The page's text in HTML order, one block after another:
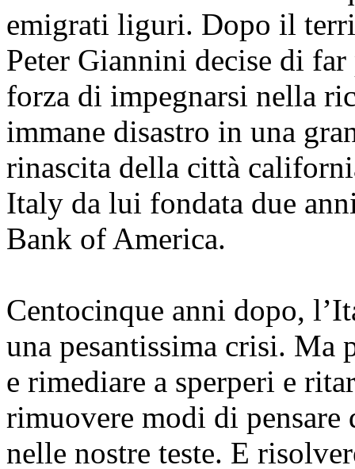
emigrati liguri. Dopo il
Peter Giannini decise di
forza di impegnarsi nella
immane disastro in una
rinascita della città
Italy da lui fondata due
Bank of America.
Centocinque anni dopo,
una pesantissima crisi. Ma
e rimediare a sperperi e
rimuovere modi di
nelle nostre teste. E